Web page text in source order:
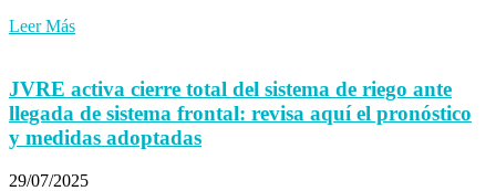
Leer Más
JVRE activa cierre total del sistema de riego ante
llegada de sistema frontal: revisa aquí el pronóstico
y medidas adoptadas
29/07/2025